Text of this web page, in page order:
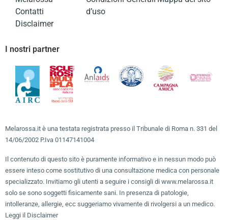
Contatti
Disclaimer
d’uso
I nostri partner
Melarossa.it è una testata registrata presso il Tribunale di Roma n. 331 del
14/06/2002 P.Iva 01147141004
Il contenuto di questo sito è puramente informativo e in nessun modo può
essere inteso come sostitutivo di una consultazione medica con personale
specializzato. Invitiamo gli utenti a seguire i consigli di www.melarossa.it
solo se sono soggetti fisicamente sani. In presenza di patologie,
intolleranze, allergie, ecc suggeriamo vivamente di rivolgersi a un medico.
Leggi il Disclaimer